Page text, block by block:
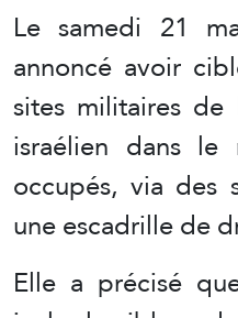
Le samedi 21
annoncé avoir
sites militaires de
israélien dans
occupés, via des
une escadrille de
Elle a précisé